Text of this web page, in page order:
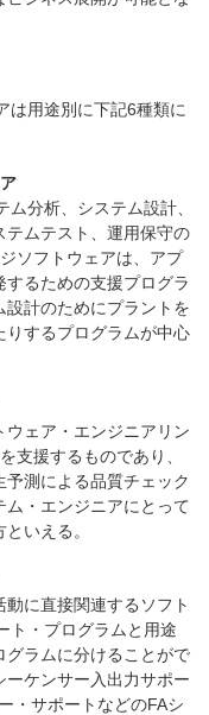
は用途別に下記6種類に
分析、システム設計、
テムテスト、運用保守の
ソフトウェアは、アプ
るための支援プログラ
設計のためにプラントを
りするプログラムが中心
ェア・エンジニアリン
支援するものであり、
測による品質チェック
・エンジニアにとって
いえる。
に直接関連するソフト
ト・プログラムと用途
グラムに分けることがで
ーケンサー入出力サポー
・サポートなどのFAシ